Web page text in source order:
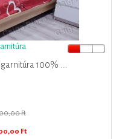
100% ...
Ft
Ft